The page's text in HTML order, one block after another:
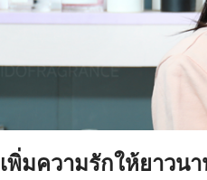
เพิ่มความรักให้ยาวน